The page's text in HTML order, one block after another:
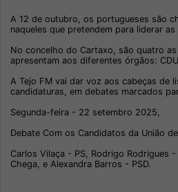
A 12 de outubro, os portugueses são
naqueles que pretendem para liderar
No concelho do Cartaxo, são quatro
apresentam aos diferentes órgãos:
A Tejo FM vai dar voz aos cabeças de
candidaturas, em debates marcados
Segunda-feira - 22 setembro 2025,
Debate Com os Candidatos da União
Carlos Vilaça - PS, Rodrigo Rodrigues
Chega, e Alexandra Barros - PSD.